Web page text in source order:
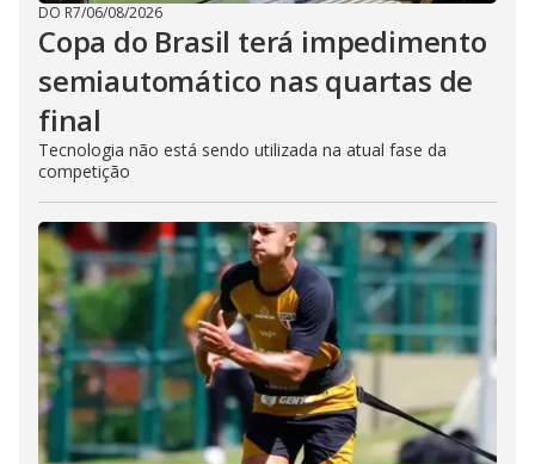
DO R7/06/08/2026
Copa do Brasil terá impedimento
semiautomático nas quartas de
final
Tecnologia não está sendo utilizada na atual fase da
competição